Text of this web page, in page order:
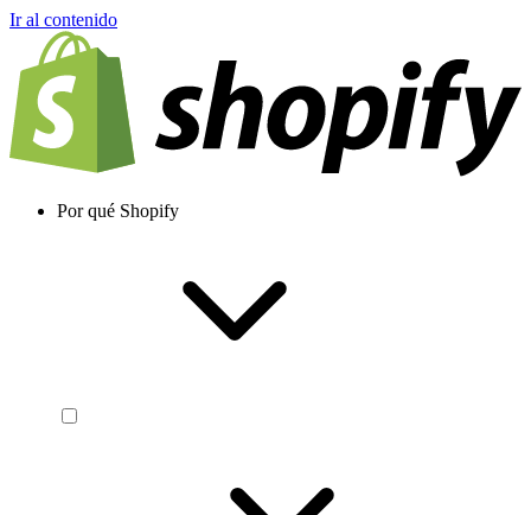
Ir al contenido
Por qué Shopify